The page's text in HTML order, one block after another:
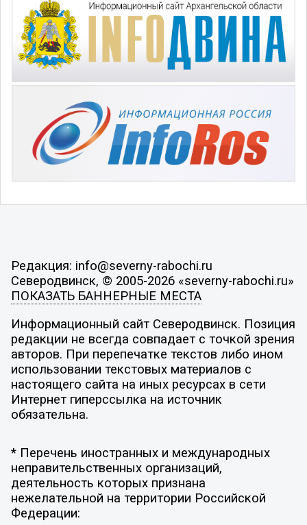
Редакция: info@severny-rabochi.ru
Северодвинск, © 2005-2026 «severny-rabochi.ru»
ПОКАЗАТЬ БАННЕРНЫЕ МЕСТА
Информационный сайт Северодвинск. Позиция
редакции не всегда совпадает с точкой зрения
авторов. При перепечатке текстов либо ином
использовании текстовых материалов с
настоящего сайта на иных ресурсах в сети
Интернет гиперссылка на источник
обязательна.
* Перечень иностранных и международных
неправительственных организаций,
деятельность которых признана
нежелательной на территории Российской
Федерации: